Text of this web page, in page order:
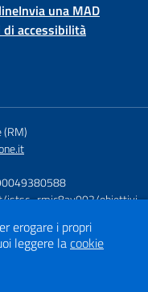
Invia una MAD
di accessibilità
(RM)
istsc_rmic8ay002/obiettivi
by
Designers Italia
erogare i propri
leggere lacookie